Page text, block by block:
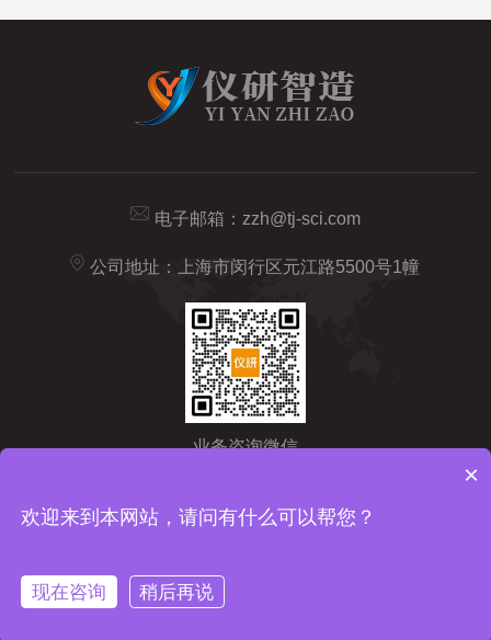
电子邮箱： zzh@tj-sci.com
公司地址：上海市闵行区元江路5500号1幢
业务咨询微信
Copyright © 2026 仪研智造（上海）药检仪器有限公司版权所有
×
欢迎来到本网站，请问有什么可以帮您？
现在咨询 稍后再说